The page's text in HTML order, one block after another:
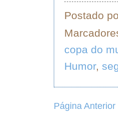
Postado
copa do
Humor,
Página Anterior